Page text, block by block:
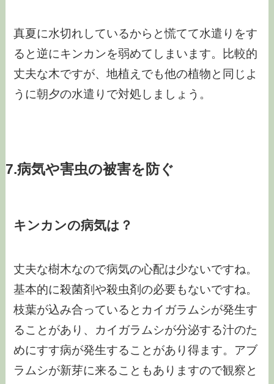
真夏に水切れしているからと慌てて水遣りをす
ると逆にキンカンを弱めてしまいます。比較的
丈夫な木ですが、地植えでも他の植物と同じよ
うに朝夕の水遣りで対処しましょう。
7.病気や害虫の被害を防ぐ
キンカンの病気は？
丈夫な樹木なので病気の心配は少ないですね。
基本的に殺菌剤や殺虫剤の必要もないですね。
枝葉が込み合っているとカイガラムシが発生す
ることがあり、カイガラムシが分泌する汁のた
めにすす病が発生することがあり得ます。アブ
ラムシが新芽に来ることもありますので観察と